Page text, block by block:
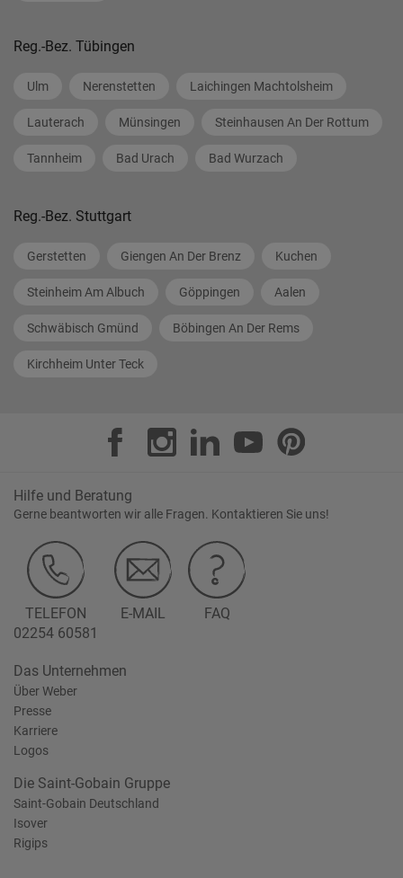
Reg.-Bez. Tübingen
Ulm Nerenstetten Laichingen Machtolsheim
Lauterach Münsingen Steinhausen An Der Rottum
Tannheim Bad Urach Bad Wurzach
Reg.-Bez. Stuttgart
Gerstetten Giengen An Der Brenz Kuchen
Steinheim Am Albuch Göppingen Aalen
Schwäbisch Gmünd Böbingen An Der Rems
Kirchheim Unter Teck
Hilfe und Beratung
Gerne beantworten wir alle Fragen. Kontaktieren Sie uns!
TELEFON
02254 60581
E-MAIL FAQ
Das Unternehmen
Über Weber
Presse
Karriere
Logos
Die Saint-Gobain Gruppe
Saint-Gobain Deutschland
Isover
Rigips